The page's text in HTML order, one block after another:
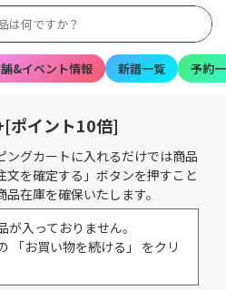
&イベント情報 新譜一覧 予約
ポイント10倍]
グカートに入れるだけでは商品
を確定する」ボタンを押すこと
在庫を確保いたします。
入っておりません。
「お買い物を続ける」 をクリ